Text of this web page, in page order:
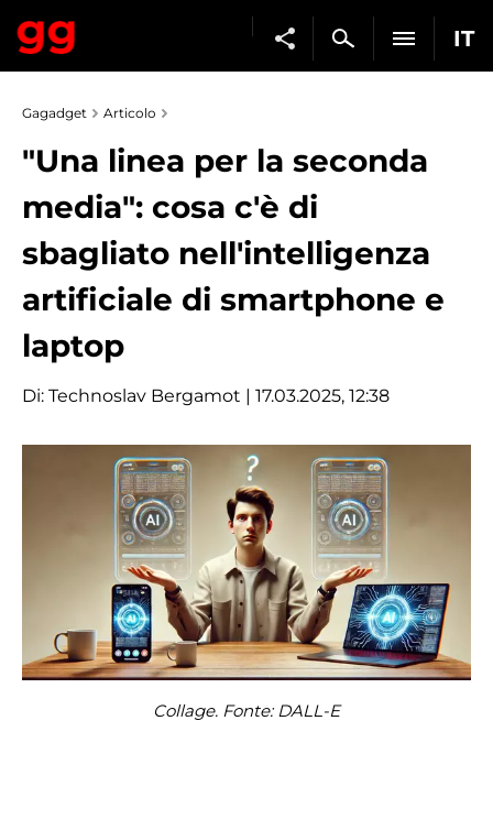
IT
Gagadget Articolo
"Una linea per la seconda
media": cosa c'è di
sbagliato nell'intelligenza
artificiale di smartphone e
laptop
Di: Technoslav Bergamot | 17.03.2025, 12:38
Collage. Fonte: DALL-E